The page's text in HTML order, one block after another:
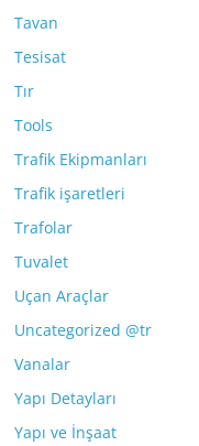
Tavan
Tesisat
Tır
Tools
Trafik Ekipmanları
Trafik işaretleri
Trafolar
Tuvalet
Uçan Araçlar
Uncategorized @tr
Vanalar
Yapı Detayları
Yapı ve İnşaat